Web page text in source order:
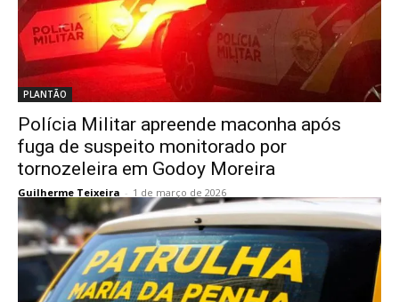
PLANTÃO
Polícia Militar apreende maconha após
fuga de suspeito monitorado por
tornozeleira em Godoy Moreira
Guilherme Teixeira - 1 de março de 2026